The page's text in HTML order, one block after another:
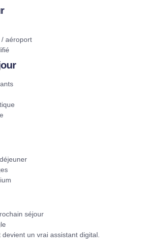
aéroport
séjour
un vrai assistant digital.